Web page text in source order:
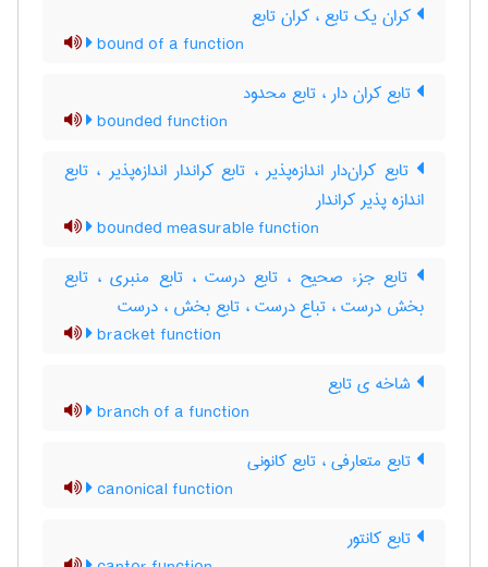
کران یک تابع ، کران تابع
bound of a function
تابع کران دار ، تابع محدود
bounded function
تابع کران‌دار اندازه‌پذیر ، تابع کراندار اندازه‌پذیر ، تابع
اندازه پذیر کراندار
bounded measurable function
تابع جزء صحیح ، تابع درست ، تابع منبری ، تابع
بخش درست ، تباع درست ، تابع بخش ، درست
bracket function
شاخه ی تابع
branch of a function
تابع متعارفی ، تابع کانونی
canonical function
تابع کانتور